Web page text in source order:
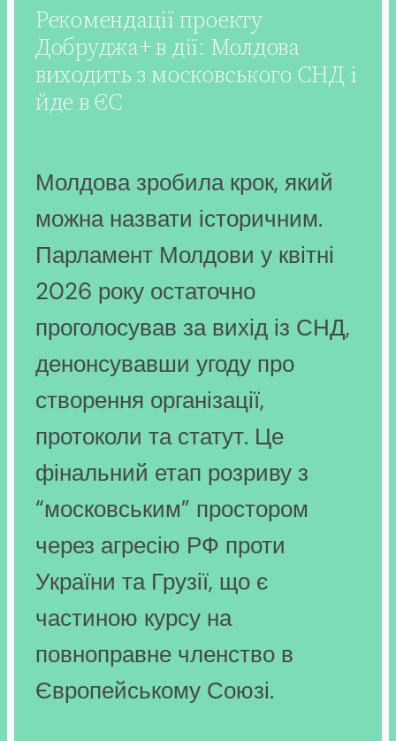
Рекомендації проекту
Добруджа+ в дії: Молдова
виходить з московського СНД і
йде в ЄС
Молдова зробила крок, який
можна назвати історичним.
Парламент Молдови у квітні
2026 року остаточно
проголосував за вихід із СНД,
денонсувавши угоду про
створення організації,
протоколи та статут. Це
фінальний етап розриву з
“московським” простором
через агресію РФ проти
України та Грузії, що є
частиною курсу на
повноправне членство в
Європейському Союзі.